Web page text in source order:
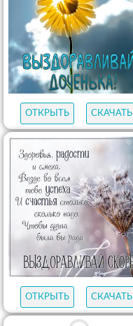
ОТКРЫТЬ СКАЧАТЬ
ОТКРЫТЬ СКАЧАТЬ